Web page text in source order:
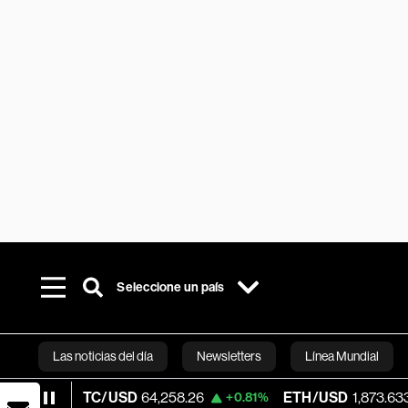
Seleccione un país
Las noticias del día Newsletters Línea Mundial
Bloomberg
USD 64,258.26 +0.81% ETH/USD 1,873.633 +0.33%